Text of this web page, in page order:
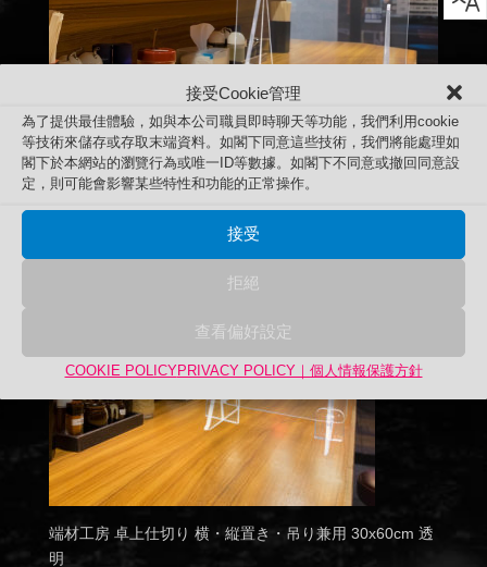
接受Cookie管理
為了提供最佳體驗，如與本公司職員即時聊天等功能，我們利用cookie
等技術來儲存或存取末端資料。如閣下同意這些技術，我們將能處理如
閣下於本網站的瀏覽行為或唯一ID等數據。如閣下不同意或撤回同意設
定，則可能會影響某些特性和功能的正常操作。
接受
拒絕
查看偏好設定
COOKIE POLICYPRIVACY POLICY｜個人情報保護方針
端材工房 卓上仕切り 横・縦置き・吊り兼用 30x60cm 透
明